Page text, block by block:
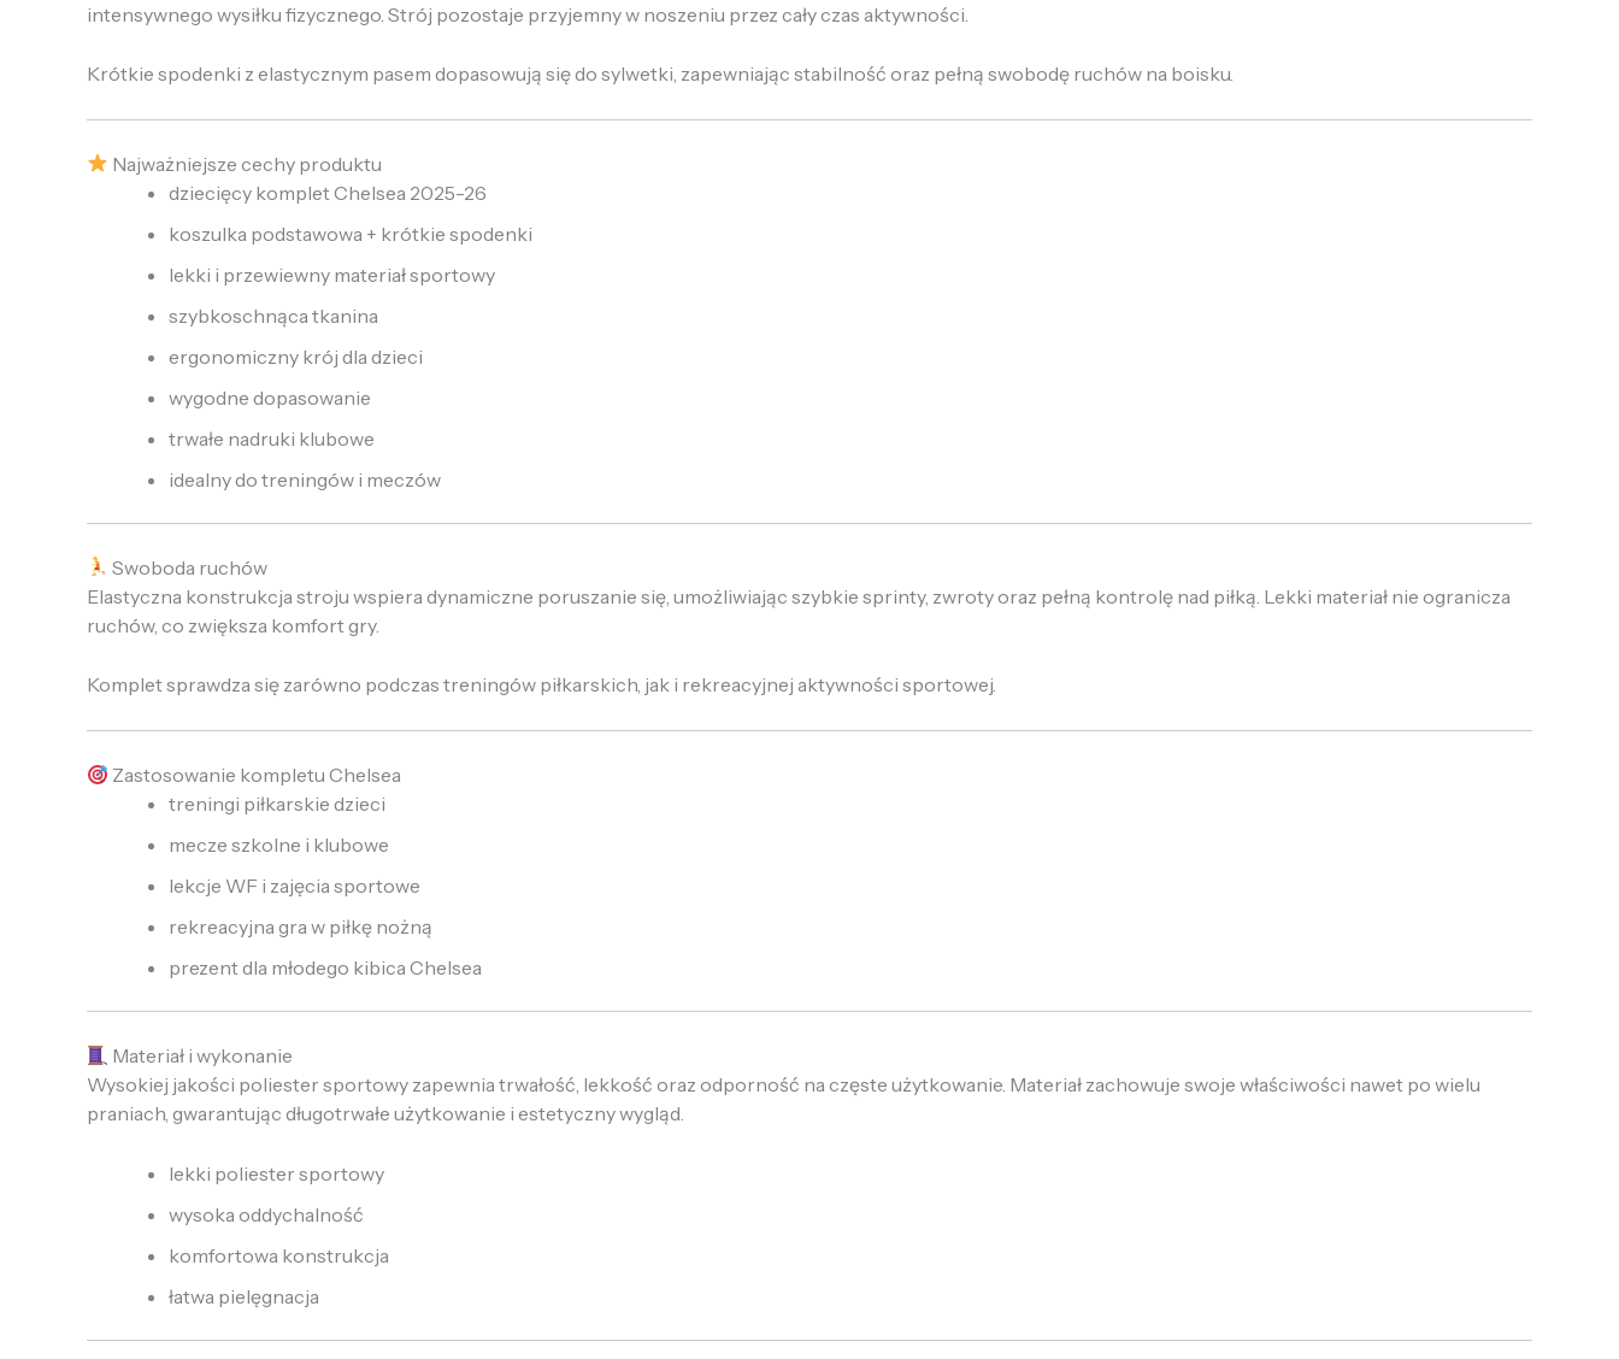
intensywnego wysiłku fizycznego. Strój pozostaje przyjemny w noszeniu przez cały czas aktywności.
Krótkie spodenki z elastycznym pasem dopasowują się do sylwetki, zapewniając stabilność oraz pełną swobodę ruchów na boisku.
Najważniejsze cechy produktu
dziecięcy komplet Chelsea 2025-26
koszulka podstawowa + krótkie spodenki
lekki i przewiewny materiał sportowy
szybkoschnąca tkanina
ergonomiczny krój dla dzieci
wygodne dopasowanie
trwałe nadruki klubowe
idealny do treningów i meczów
Swoboda ruchów
Elastyczna konstrukcja stroju wspiera dynamiczne poruszanie się, umożliwiając szybkie sprinty, zwroty oraz pełną kontrolę nad piłką. Lekki materiał nie ogranicza
ruchów, co zwiększa komfort gry.
Komplet sprawdza się zarówno podczas treningów piłkarskich, jak i rekreacyjnej aktywności sportowej.
Zastosowanie kompletu Chelsea
treningi piłkarskie dzieci
mecze szkolne i klubowe
lekcje WF i zajęcia sportowe
rekreacyjna gra w piłkę nożną
prezent dla młodego kibica Chelsea
Materiał i wykonanie
Wysokiej jakości poliester sportowy zapewnia trwałość, lekkość oraz odporność na częste użytkowanie. Materiał zachowuje swoje właściwości nawet po wielu
praniach, gwarantując długotrwałe użytkowanie i estetyczny wygląd.
lekki poliester sportowy
wysoka oddychalność
komfortowa konstrukcja
łatwa pielęgnacja